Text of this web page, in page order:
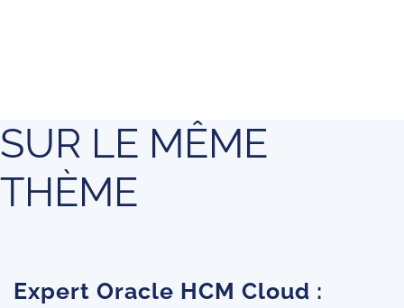
SUR LE MÊME
THÈME
Expert Oracle HCM Cloud :